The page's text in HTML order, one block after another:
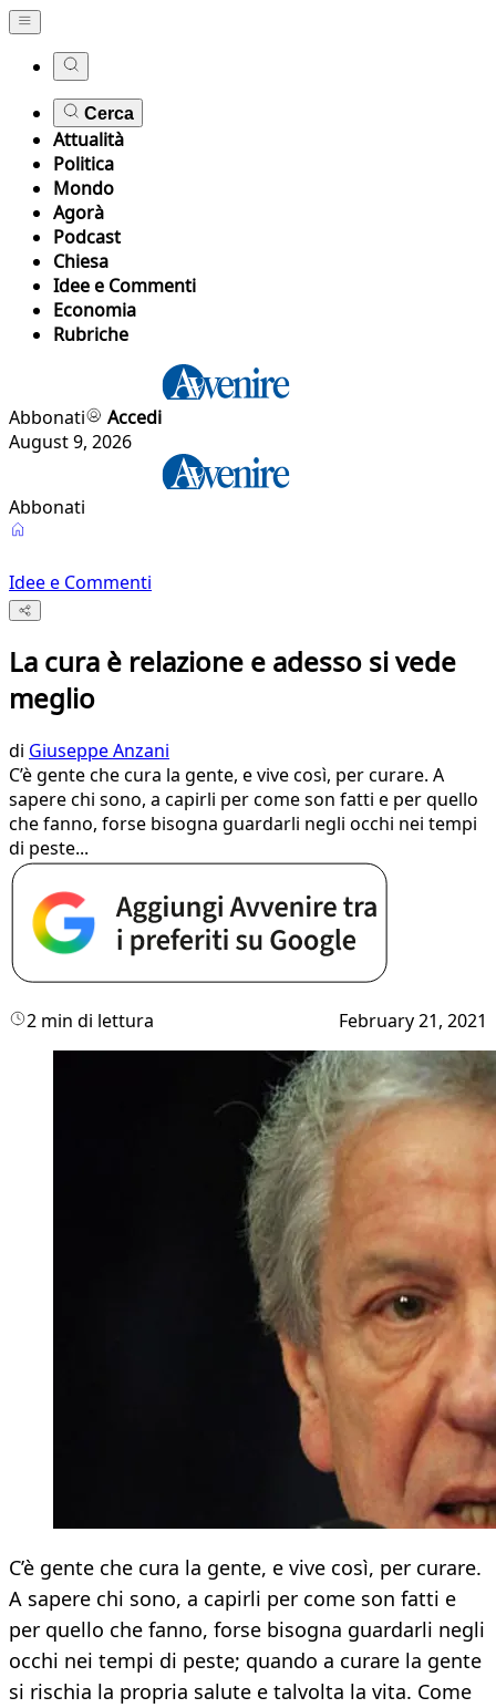
Cerca
Attualità
Politica
Mondo
Agorà
Podcast
Chiesa
Idee e Commenti
Economia
Rubriche
Abbonati
Accedi
August 9, 2026
Abbonati
Idee e Commenti
La cura è relazione e adesso si vede
meglio
di Giuseppe Anzani
C’è gente che cura la gente, e vive così, per curare. A
sapere chi sono, a capirli per come son fatti e per quello
che fanno, forse bisogna guardarli negli occhi nei tempi
di peste...
2 min di lettura February 21, 2021
C’è gente che cura la gente, e vive così, per curare.
A sapere chi sono, a capirli per come son fatti e
per quello che fanno, forse bisogna guardarli negli
occhi nei tempi di peste; quando a curare la gente
si rischia la propria salute e talvolta la vita. Come